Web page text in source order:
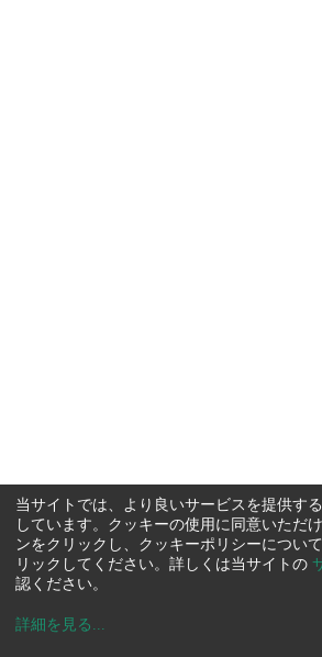
当サイトでは、より良いサービスを提供す
しています。クッキーの使用に同意いただ
ンをクリックし、クッキーポリシーについ
リックしてください。詳しくは当サイトの
認ください。
詳細を見る ...